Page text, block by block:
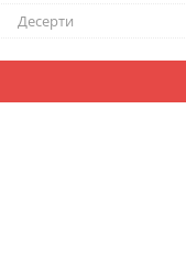
Десерти